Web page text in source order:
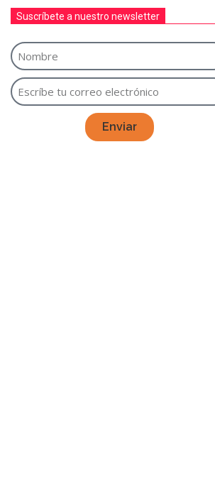
Suscríbete a nuestro newsletter
Enviar